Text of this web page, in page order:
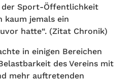
der Sport-Öffentlichkeit
kaum jemals ein
hatte“. (Zitat Chronik)
in einigen Bereichen
des Vereins mit
mehr auftretenden